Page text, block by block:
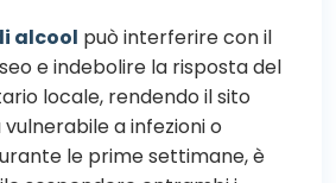
alcool può interferire con il
e indebolire la risposta del
locale, rendendo il sito
a infezioni o
le prime settimane, è